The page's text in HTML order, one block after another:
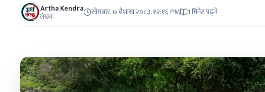
Artha Kendra
लेखक सोमबार, ७ बैशाख २०८३, १२:१६ PM 1 मिनेट पढ्ने